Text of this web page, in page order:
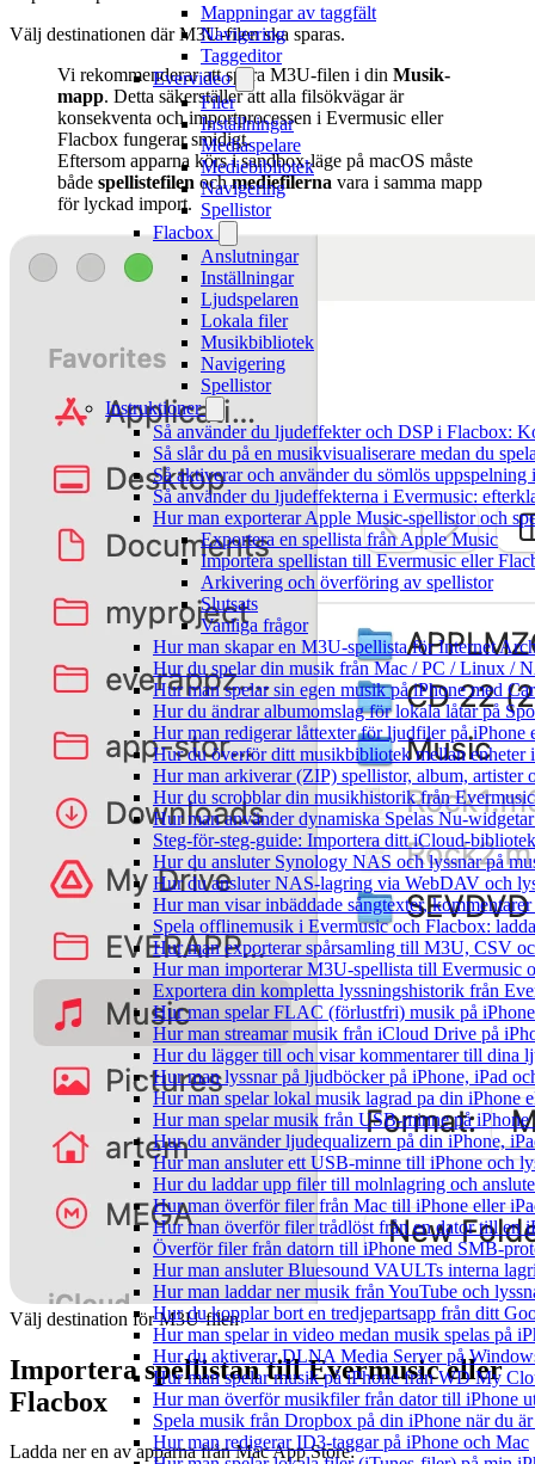
Mappningar av taggfält
Navigering
Taggeditor
Evervideo
Filer
Inställningar
Mediaspelare
Mediebibliotek
Navigering
Spellistor
Flacbox
Anslutningar
Inställningar
Ljudspelaren
Lokala filer
Musikbibliotek
Navigering
Spellistor
Instruktioner
Så använder du ljudeffekter och DSP i Flacbox:
Så slår du på en musikvisualiserare medan du
Så aktiverar och använder du sömlös uppspelning
Så använder du ljudeffekterna i Evermusic:
Hur man exporterar Apple Music-spellistor och
Exportera en spellista från Apple Music
Importera spellistan till Evermusic eller
Arkivering och överföring av spellistor
Slutsats
Vanliga frågor
Hur man skapar en M3U-spellista för Internet
Hur du spelar din musik från Mac / PC / Linux /
Hur man spelar sin egen musik på iPhone med
Hur du ändrar albumomslag för lokala låtar på
Hur man redigerar låttexter för ljudfiler på iPhone
Hur du överför ditt musikbibliotek mellan enheter
Hur man arkiverar (ZIP) spellistor, album, artister
Hur du scrobblar din musikhistorik från
Hur man använder dynamiska Spelas Nu-
Steg-för-steg-guide: Importera ditt iCloud-
Hur du ansluter Synology NAS och lyssnar på
Hur du ansluter NAS-lagring via WebDAV och
Hur man visar inbäddade sångtexter,
Spela offlinemusik i Evermusic och Flacbox:
Hur man exporterar spårsamling till M3U, CSV
Hur man importerar M3U-spellista till Evermusic
Exportera din kompletta lyssningshistorik från
Hur man spelar FLAC (förlustfri) musik på iPhone
Hur man streamar musik från iCloud Drive på
Hur du lägger till och visar kommentarer till dina
Hur man lyssnar på ljudböcker på iPhone, iPad
Hur man spelar lokal musik lagrad pa din iPhone
Hur man spelar musik från USB-minne på
Hur du använder ljudequalizern på din iPhone,
Hur man ansluter ett USB-minne till iPhone och
Hur du laddar upp filer till molnlagring och
Hur man överför filer från Mac till iPhone eller
Hur man överför filer trådlöst från en dator till en
Överför filer från datorn till iPhone med SMB-
Hur man ansluter Bluesound VAULTs interna
Hur man laddar ner musik från YouTube och
Hur du kopplar bort en tredjepartsapp från ditt
Hur man spelar in video medan musik spelas på
Hur du aktiverar DLNA Media Server på
Hur man spelar musik på iPhone från WD My
Hur man överför musikfiler från dator till iPhone
Spela musik från Dropbox på din iPhone när du
Hur man redigerar ID3-taggar på iPhone och Mac
Välj destinationen där M3U-filen ska sparas.
Vi rekommenderar att spara M3U-filen i din Musik-
mapp. Detta säkerställer att alla filsökvägar är
konsekventa och importprocessen i Evermusic eller
Flacbox fungerar smidigt.
Eftersom apparna körs i sandbox-läge på macOS måste
både spellistefilen ochmediefilerna vara i samma mapp
för lyckad import.
Välj destination för M3U-filen
Importera spellistan till Evermusic eller
Flacbox
Ladda ner en av apparna från Mac App Store: